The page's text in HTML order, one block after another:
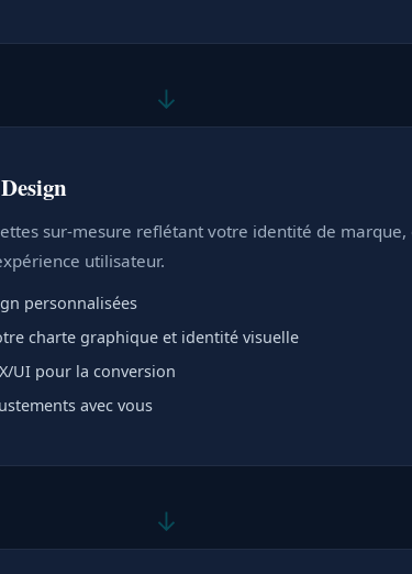
↓
sur-mesure reflétant votre identité de
utilisateur.
personnalisées
charte graphique et identité visuelle
UI pour la conversion
avec vous
↓